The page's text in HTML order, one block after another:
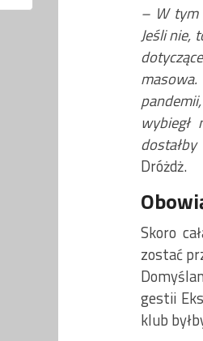
– W tym
Jeśli nie,
wybiegł
Dróżdż.
Skoro
zostać
gestii
klub